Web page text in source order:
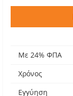
Με 24% ΦΠΑ
Χρόνος
Εγγύηση